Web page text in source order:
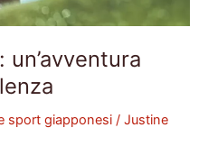
un’avventura
sport giapponesi / Justine